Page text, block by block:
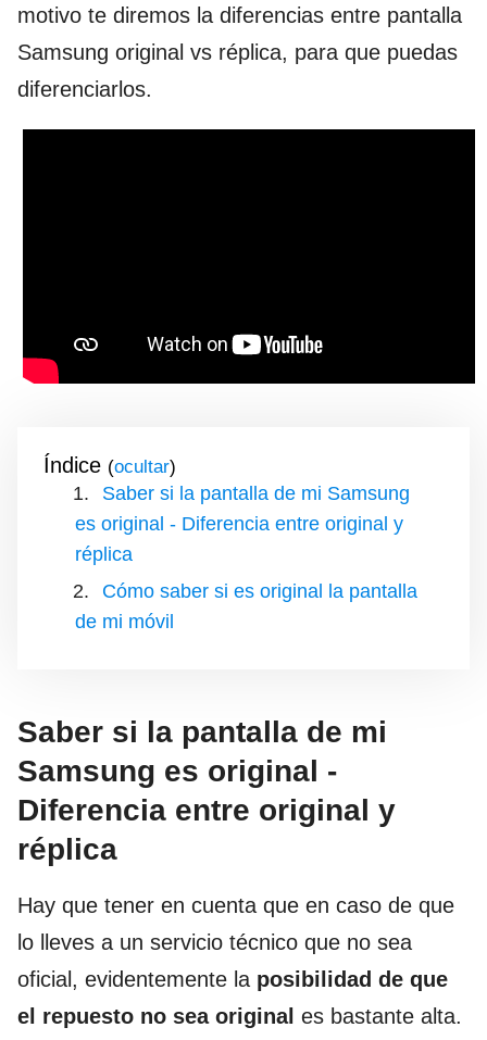
motivo te diremos la diferencias entre pantalla
Samsung original vs réplica, para que puedas
diferenciarlos.
Índice ( )
Saber si la pantalla de mi Samsung
es original - Diferencia entre original y
réplica
Cómo saber si es original la pantalla
de mi móvil
Saber si la pantalla de mi
Samsung es original -
Diferencia entre original y
réplica
Hay que tener en cuenta que en caso de que
lo lleves a un servicio técnico que no sea
oficial, evidentemente la posibilidad de que
el repuesto no sea original es bastante alta.